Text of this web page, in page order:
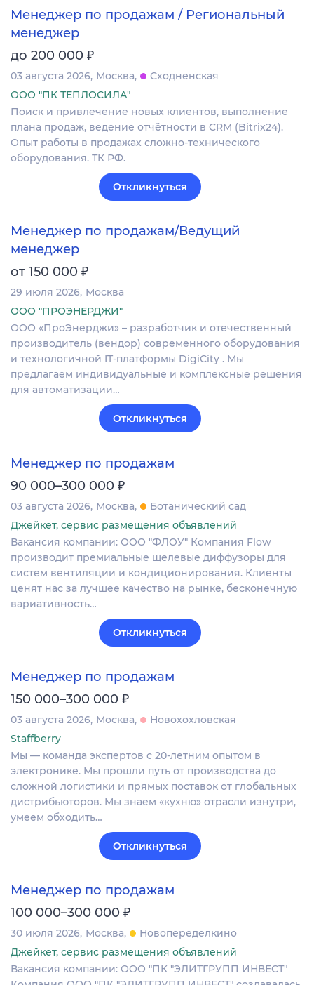
Менеджер по продажам / Региональный
менеджер
до 200 000 ₽
03 августа 2026 Москва
Сходненская
ООО "ПК ТЕПЛОСИЛА"
Поиск и привлечение новых клиентов, выполнение
плана продаж, ведение отчётности в CRM (Bitrix24).
Опыт работы в продажах сложно-технического
оборудования. ТК РФ.
Откликнуться
Менеджер по продажам/Ведущий
менеджер
от 150 000 ₽
29 июля 2026 Москва
ООО "ПРОЭНЕРДЖИ"
ООО «ПроЭнерджи» – разработчик и отечественный
производитель (вендор) современного оборудования
и технологичной IT-платформы DigiCity . Мы
предлагаем индивидуальные и комплексные решения
для автоматизации…
Откликнуться
Менеджер по продажам
90 000–300 000 ₽
03 августа 2026 Москва
Ботанический сад
Джейкет, сервис размещения объявлений
Вакансия компании: ООО "ФЛОУ" Компания Flow
производит премиальные щелевые диффузоры для
систем вентиляции и кондиционирования. Клиенты
ценят нас за лучшее качество на рынке, бесконечную
вариативность…
Откликнуться
Менеджер по продажам
150 000–300 000 ₽
03 августа 2026 Москва
Новохохловская
Staffberry
Мы — команда экспертов с 20-летним опытом в
электронике. Мы прошли путь от производства до
сложной логистики и прямых поставок от глобальных
дистрибьюторов. Мы знаем «кухню» отрасли изнутри,
умеем обходить…
Откликнуться
Менеджер по продажам
100 000–300 000 ₽
30 июля 2026 Москва
Новопеределкино
Джейкет, сервис размещения объявлений
Вакансия компании: ООО "ПК "ЭЛИТГРУПП ИНВЕСТ"